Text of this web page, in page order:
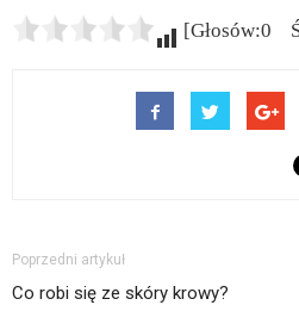
[Głosów:0
Poprzedni artykuł
Co robi się ze skóry krowy?